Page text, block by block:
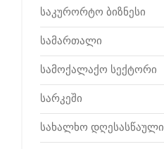
საკურორტო ბიზნესი
სამართალი
სამოქალაქო სექტორი
სარკეში
სახალხო დღესასწაული